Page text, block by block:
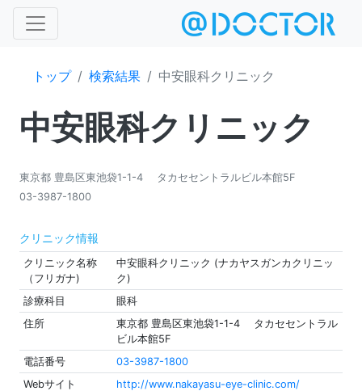
トップ 検索結果 中安眼科クリニック
中安眼科クリニック
東京都 豊島区東池袋1-1-4 タカセセントラルビル本館5F
03-3987-1800
クリニック情報
クリニック名称
（フリガナ)
中安眼科クリニック (ナカヤスガンカクリニッ
ク)
診療科目
眼科
住所
東京都 豊島区東池袋1-1-4 タカセセントラル
ビル本館5F
電話番号
03-3987-1800
Webサイト
http://www.nakayasu-eye-clinic.com/